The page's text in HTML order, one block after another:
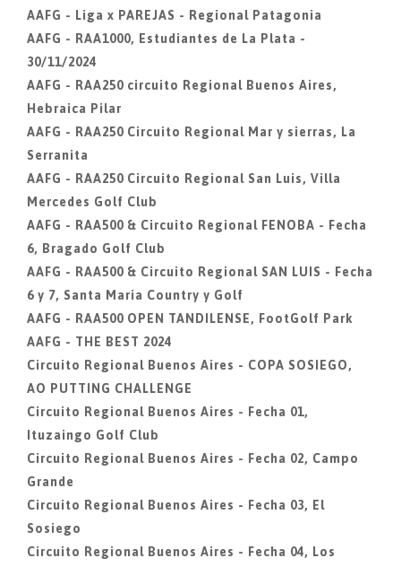
AAFG - Liga x PAREJAS - Regional Patagonia
AAFG - RAA1000, Estudiantes de La Plata -
30/11/2024
AAFG - RAA250 circuito Regional Buenos Aires,
Hebraica Pilar
AAFG - RAA250 Circuito Regional Mar y sierras, La
Serranita
AAFG - RAA250 Circuito Regional San Luis, Villa
Mercedes Golf Club
AAFG - RAA500 & Circuito Regional FENOBA - Fecha
6, Bragado Golf Club
AAFG - RAA500 & Circuito Regional SAN LUIS - Fecha
6 y 7, Santa Maria Country y Golf
AAFG - RAA500 OPEN TANDILENSE, FootGolf Park
AAFG - THE BEST 2024
Circuito Regional Buenos Aires - COPA SOSIEGO,
AO PUTTING CHALLENGE
Circuito Regional Buenos Aires - Fecha 01,
Ituzaingo Golf Club
Circuito Regional Buenos Aires - Fecha 02, Campo
Grande
Circuito Regional Buenos Aires - Fecha 03, El
Sosiego
Circuito Regional Buenos Aires - Fecha 04, Los